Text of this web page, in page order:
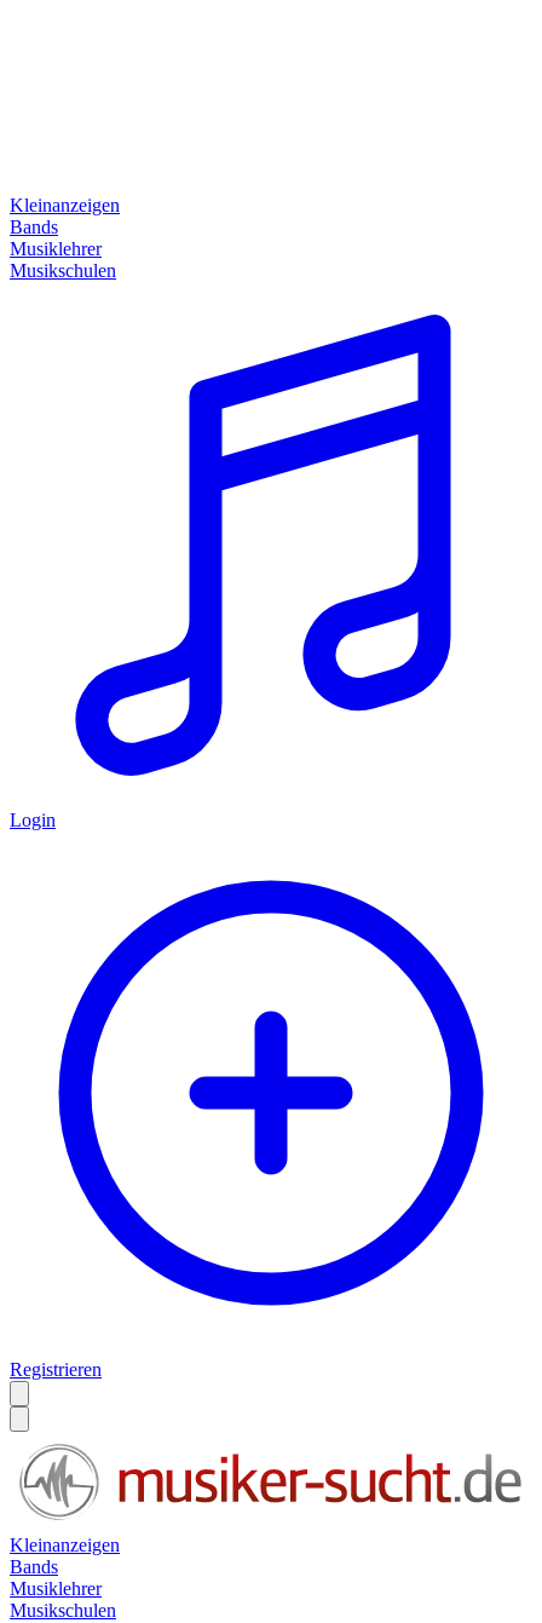
Kleinanzeigen
Bands
Musiklehrer
Musikschulen
Login
Registrieren
Kleinanzeigen
Bands
Musiklehrer
Musikschulen